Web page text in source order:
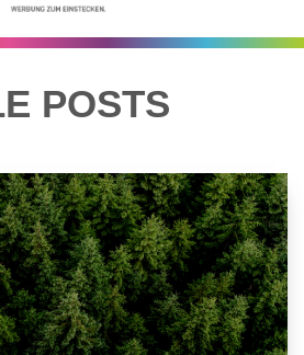
POSTS